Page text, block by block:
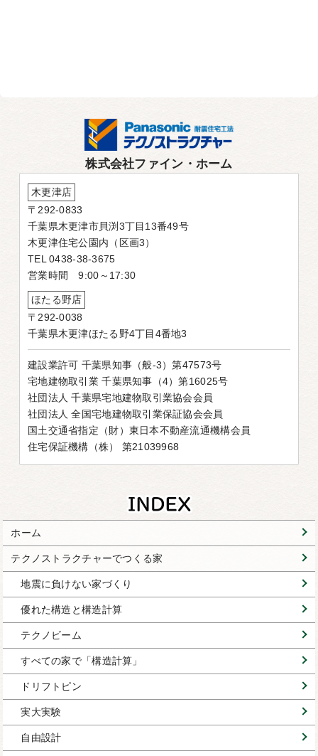
株式会社ファイン・ホーム
木更津店
〒292-0833
千葉県木更津市貝渕3丁目13番49号
木更津住宅公園内（区画3）
TEL 0438-38-3675
営業時間 9:00～17:30
ほたる野店
〒292-0038
千葉県木更津ほたる野4丁目4番地3
建設業許可 千葉県知事（般-3）第47573号
宅地建物取引業 千葉県知事（4）第16025号
社団法人 千葉県宅地建物取引業協会会員
社団法人 全国宅地建物取引業保証協会会員
国土交通省指定（財）東日本不動産流通機構会員
住宅保証機構（株） 第21039968
ホーム
テクノストラクチャーでつくる家
地震に負けない家づくり
優れた構造と構造計算
テクノビーム
すべての家で「構造計算」
ドリフトピン
実大実験
自由設計